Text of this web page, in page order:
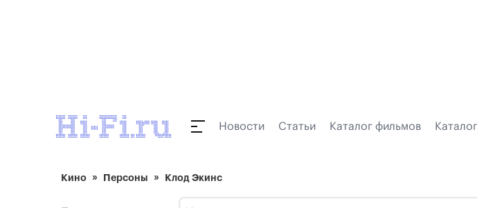
Новости Статьи Каталог фильмов
Кино Персоны Клод Экинс